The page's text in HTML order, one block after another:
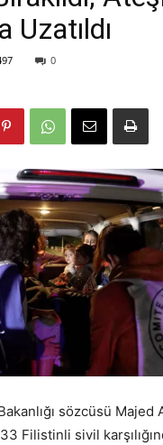
Uzatıldı
0
sözcüsü Majed
Filistinli sivil